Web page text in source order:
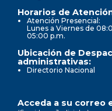
Horarios de
Atención Presencial:
Lunes a Viernes de
05:00 p.m.
Ubicación de
administrativas:
Directorio Nacional
Acceda a su correo